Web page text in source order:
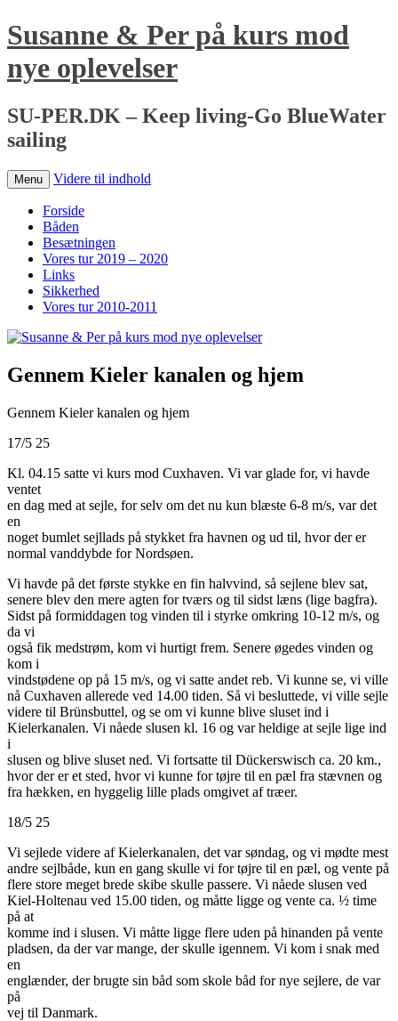
Susanne & Per på kurs mod
nye oplevelser
SU-PER.DK – Keep living-Go BlueWater
sailing
Menu Videre til indhold
Forside
Båden
Besætningen
Vores tur 2019 – 2020
Links
Sikkerhed
Vores tur 2010-2011
Gennem Kieler kanalen og hjem
Gennem Kieler kanalen og hjem
17/5 25
Kl. 04.15 satte vi kurs mod Cuxhaven. Vi var glade for, vi havde
ventet
en dag med at sejle, for selv om det nu kun blæste 6-8 m/s, var det
en
noget bumlet sejllads på stykket fra havnen og ud til, hvor der er
normal vanddybde for Nordsøen.
Vi havde på det første stykke en fin halvvind, så sejlene blev sat,
senere blev den mere agten for tværs og til sidst læns (lige bagfra).
Sidst på formiddagen tog vinden til i styrke omkring 10-12 m/s, og
da vi
også fik medstrøm, kom vi hurtigt frem. Senere øgedes vinden og
kom i
vindstødene op på 15 m/s, og vi satte andet reb. Vi kunne se, vi ville
nå Cuxhaven allerede ved 14.00 tiden. Så vi besluttede, vi ville sejle
videre til Brünsbuttel, og se om vi kunne blive sluset ind i
Kielerkanalen. Vi nåede slusen kl. 16 og var heldige at sejle lige ind
i
slusen og blive sluset ned. Vi fortsatte til Dückerswisch ca. 20 km.,
hvor der er et sted, hvor vi kunne for tøjre til en pæl fra stævnen og
fra hækken, en hyggelig lille plads omgivet af træer.
18/5 25
Vi sejlede videre af Kielerkanalen, det var søndag, og vi mødte mest
andre sejlbåde, kun en gang skulle vi for tøjre til en pæl, og vente på
flere store meget brede skibe skulle passere. Vi nåede slusen ved
Kiel-Holtenau ved 15.00 tiden, og måtte ligge og vente ca. ½ time
på at
komme ind i slusen. Vi måtte ligge flere uden på hinanden på vente
pladsen, da der var mange, der skulle igennem. Vi kom i snak med
en
englænder, der brugte sin båd som skole båd for nye sejlere, de var
på
vej til Danmark.